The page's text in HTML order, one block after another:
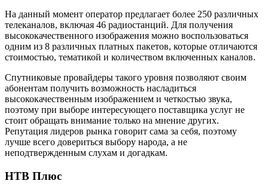
На данный момент оператор предлагает более 250 различных
телеканалов, включая 46 радиостанций. Для получения
высококачественного изображения можно воспользоваться
одним из 8 различных платных пакетов, которые отличаются
стоимостью, тематикой и количеством включенных каналов.
Спутниковые провайдеры такого уровня позволяют своим
абонентам получить возможность насладиться
высококачественным изображением и четкостью звука,
поэтому при выборе интересующего поставщика услуг не
стоит обращать внимание только на мнение других.
Репутация лидеров рынка говорит сама за себя, поэтому
лучше всего довериться выбору народа, а не
неподтвержденным слухам и догадкам.
НТВ Плюс